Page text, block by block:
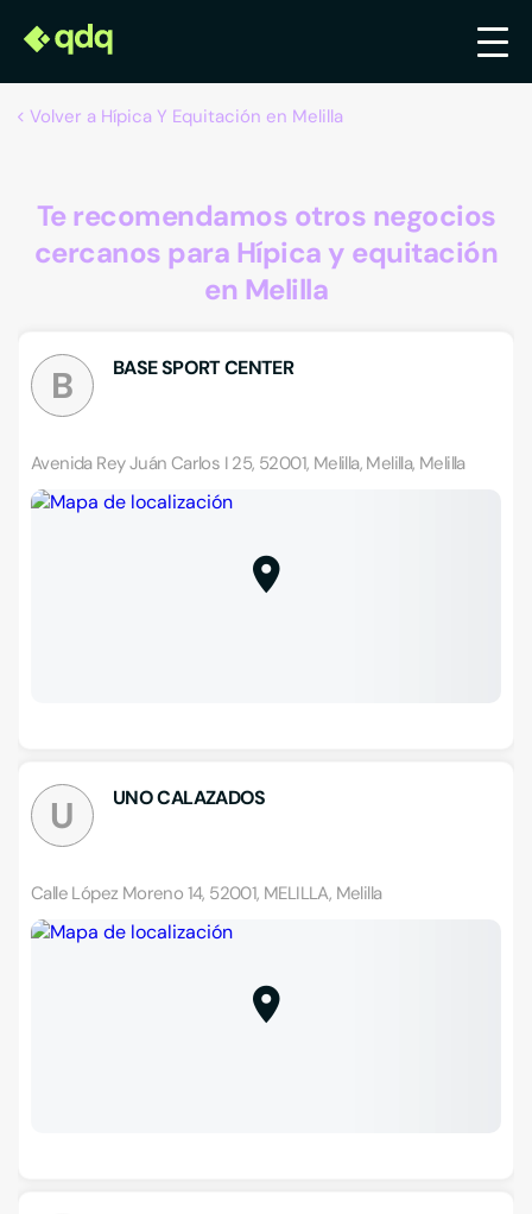
Volver a Hípica Y Equitación en Melilla
Te recomendamos otros negocios
cercanos para Hípica y equitación
en Melilla
B BASE SPORT CENTER
Avenida Rey Juán Carlos I 25, 52001, Melilla, Melilla, Melilla
U UNO CALAZADOS
Calle López Moreno 14, 52001, MELILLA, Melilla